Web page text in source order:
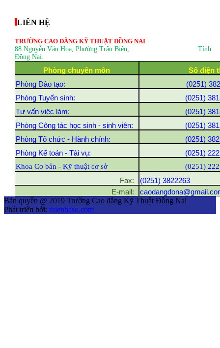
LIÊN HỆ
TRƯỜNG CAO ĐẲNG KỸ THUẬT ĐỒNG NAI
88 Nguyễn Văn Hoa, Phường Trấn Biên, Tỉnh
Đồng Nai.
Phòng chuyên môn
Số điện
Phòng Đào tạo:
(0251)
Phòng Tuyển sinh:
(0251)
Tư vấn việc làm:
(0251)
Phòng Công tác học sinh - sinh viên:
(0251)
Phòng Tổ chức - Hành chính:
(0251)
Phòng Kế toán - Tài vụ:
(0251)
Khoa Cơ bản - Kỹ thuật cơ sở
(0251)
Fax:
(0251) 3822263
E-mail:
Bản quyền @ 2019 Trường Cao đẳng Kỹ Thuật Đồng Nai
Phát triển bởi: thienhaso.com